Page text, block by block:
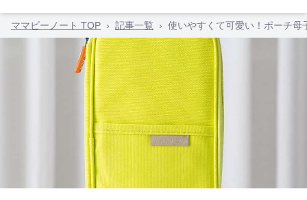
ママビーノート TOP › 記事一覧 › 使いやすくて可愛い！ポーチ母